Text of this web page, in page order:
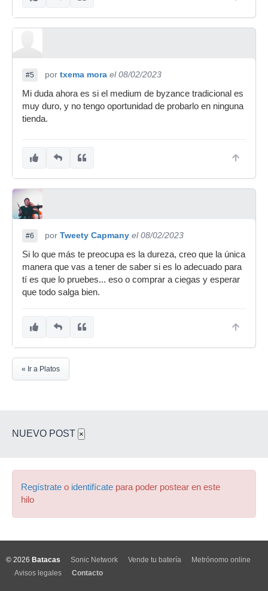
#5 por txema mora el 08/02/2023
Mi duda ahora es si el medium de byzance tradicional es
muy duro, y no tengo oportunidad de probarlo en ninguna
tienda.
#6 por Tweety Capmany el 08/02/2023
Si lo que más te preocupa es la dureza, creo que la única
manera que vas a tener de saber si es lo adecuado para
tí es que lo pruebes... eso o comprar a ciegas y esperar
que todo salga bien.
« Ir a Platos
NUEVO POST ×
Regístrate o identifícate para poder postear en este
hilo
© 2026 Batacas Sonic Network Vende tu batería
Metrónomo online
Avisos legales
Contacto